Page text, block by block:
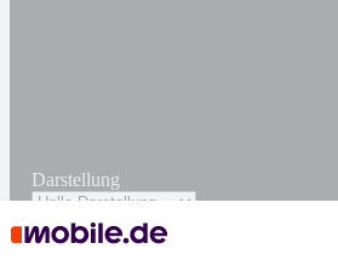
Darstellung